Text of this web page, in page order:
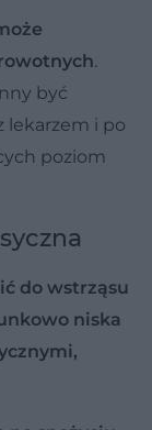
.
być
lekarzem i po
poziom
do wstrząsu
niska